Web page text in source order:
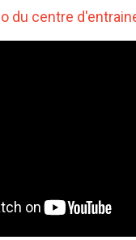
du centre